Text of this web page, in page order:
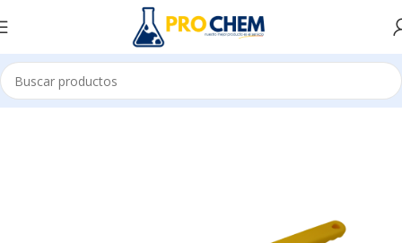
LIMPIEZA CEPILLOS PROFESIONAL Y CODIGO DE COLORES